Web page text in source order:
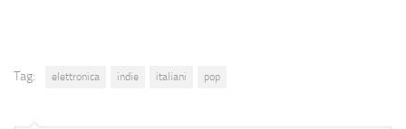
Tag: elettronica indie italiani pop